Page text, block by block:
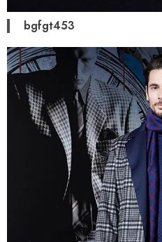
bgfgt453